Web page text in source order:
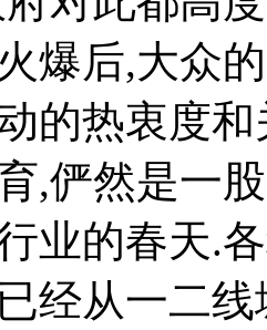
爆后,大众
的热衷度
,俨然是一
业的春天.
经从一二